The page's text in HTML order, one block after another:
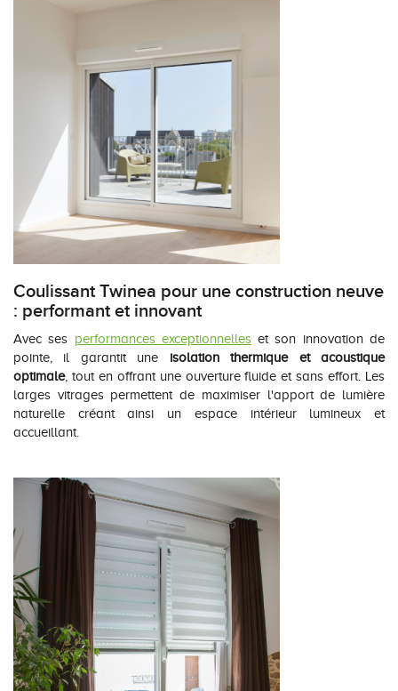
Coulissant Twinea pour une construction neuve
: performant et innovant
Avec ses performances exceptionnelleset son innovation de
pointe, il garantit une isolation thermique et acoustique
optimale, tout en offrant une ouverture fluide et sans effort. Les
larges vitrages permettent de maximiser l'apport de lumière
naturelle créant ainsi un espace intérieur lumineux et
accueillant.